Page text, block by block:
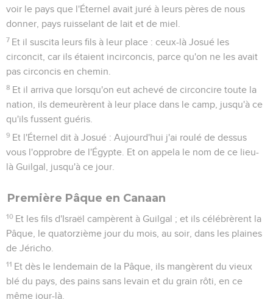
voir le pays que l'Éternel avait juré à leurs pères de nous
donner, pays ruisselant de lait et de miel.
7 Et il suscita leurs fils à leur place : ceux-là Josué les
circoncit, car ils étaient incirconcis, parce qu'on ne les avait
pas circoncis en chemin.
8 Et il arriva que lorsqu'on eut achevé de circoncire toute la
nation, ils demeurèrent à leur place dans le camp, jusqu'à ce
qu'ils fussent guéris.
9 Et l'Éternel dit à Josué : Aujourd'hui j'ai roulé de dessus
vous l'opprobre de l'Égypte. Et on appela le nom de ce lieu-
là Guilgal, jusqu'à ce jour.
Première Pâque en Canaan
10 Et les fils d'Israël campèrent à Guilgal ; et ils célébrèrent la
Pâque, le quatorzième jour du mois, au soir, dans les plaines
de Jéricho.
11 Et dès le lendemain de la Pâque, ils mangèrent du vieux
blé du pays, des pains sans levain et du grain rôti, en ce
même jour-là.